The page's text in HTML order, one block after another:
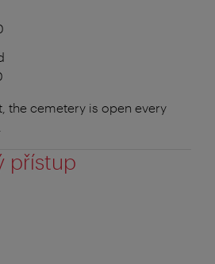
the cemetery is open every
přístup